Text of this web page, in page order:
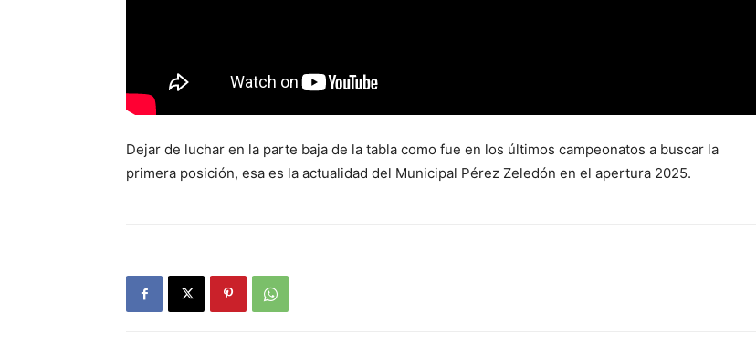
Dejar de luchar en la parte baja de la tabla como fue en los últimos campeonatos a buscar la
primera posición, esa es la actualidad del Municipal Pérez Zeledón en el apertura 2025.